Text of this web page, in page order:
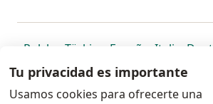
Polska se abre en una nueva pestaña
Türkiye se abre en una
España se abre en
Italia se
Portugal
se abre en una nueva
México se abre en una
Chile se abre
Brasil
se
Tu privacidad es importante
Usamos cookies para ofrecerte una